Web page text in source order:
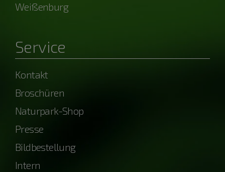
Weißenburg
Service
Kontakt
Broschüren
Naturpark-Shop
Presse
Bildbestellung
Intern